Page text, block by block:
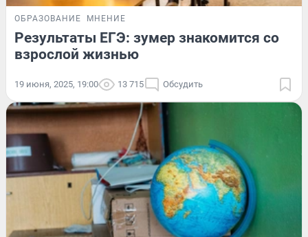
ОБРАЗОВАНИЕ МНЕНИЕ
Результаты ЕГЭ: зумер знакомится со
взрослой жизнью
19 июня, 2025, 19:00 13 715 Обсудить